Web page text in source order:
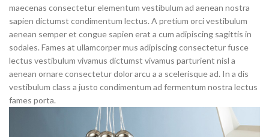
maecenas consectetur elementum vestibulum ad aenean nostra
sapien dictumst condimentum lectus. A pretium orci vestibulum
aenean semper et congue sapien erat a cum adipiscing sagittis in
sodales. Fames at ullamcorper mus adipiscing consectetur fusce
lectus vestibulum vivamus dictumst vivamus parturient nisl a
aenean ornare consectetur dolor arcu a a scelerisque ad. In a dis
vestibulum class a justo condimentum ad fermentum nostra lectus
fames porta.